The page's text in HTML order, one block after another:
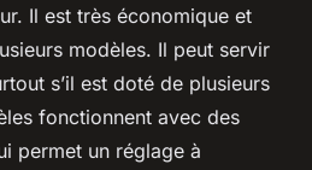
Il est très économique et
modèles. Il peut servir
s’il est doté de plusieurs
fonctionnent avec des
permet un réglage à